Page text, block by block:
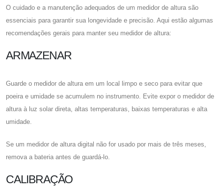
O cuidado e a manutenção adequados de um medidor de altura são
essenciais para garantir sua longevidade e precisão. Aqui estão algumas
recomendações gerais para manter seu medidor de altura:
ARMAZENAR
Guarde o medidor de altura em um local limpo e seco para evitar que
poeira e umidade se acumulem no instrumento. Evite expor o medidor de
altura à luz solar direta, altas temperaturas, baixas temperaturas e alta
umidade.
Se um medidor de altura digital não for usado por mais de três meses,
remova a bateria antes de guardá-lo.
CALIBRAÇÃO